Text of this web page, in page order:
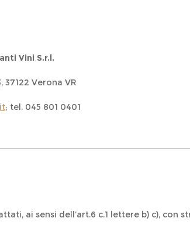
Vini S.r.l.
37122 Verona VR
; tel. 045 801 0401
ai sensi dell’art.6 c.1 lettere b) c),